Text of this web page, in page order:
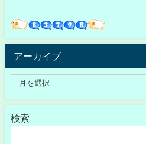
アーカイブ
検索